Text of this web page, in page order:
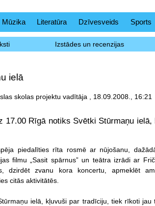
Mūzika Literatūra Dzīvesveids Sports
Izstādes un recenzijas
ielā
skolas projektu vadītāja , 18.09.2008., 16:21
17.00 Rīgā notiks Svētki Stūrmaņu
piedalīties rīta rosmē ar nūjošanu,
filmu „Sasit spārnus” un teātra izrādi ar
dzirdēt zvanu kora koncertu, apmeklēt
citās aktivitātēs.
ielā, kļuvuši par tradīciju, tiek rīkoti